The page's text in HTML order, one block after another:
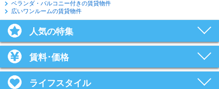
ベランダ・バルコニー付きの賃貸物件
広いワンルームの賃貸物件
人気の特集
賃料･価格
ライフスタイル